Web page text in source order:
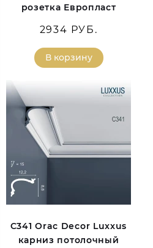
розетка Европласт
2934 РУБ.
В корзину
C341 Orac Decor Luxxus
карниз потолочный